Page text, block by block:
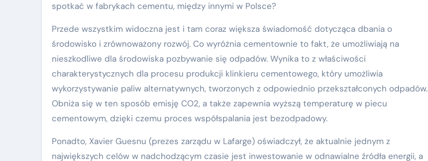
spotkać w fabrykach cementu, między innymi w Polsce?
Przede wszystkim widoczna jest i tam coraz większa świadomość dotycząca dbania o
środowisko i zrównoważony rozwój. Co wyróżnia cementownie to fakt, że umożliwiają na
nieszkodliwe dla środowiska pozbywanie się odpadów. Wynika to z właściwości
charakterystycznych dla procesu produkcji klinkieru cementowego, który umożliwia
wykorzystywanie paliw alternatywnych, tworzonych z odpowiednio przekształconych odpadów.
Obniża się w ten sposób emisję CO2, a także zapewnia wyższą temperaturę w piecu
cementowym, dzięki czemu proces współspalania jest bezodpadowy.
Ponadto, Xavier Guesnu (prezes zarządu w Lafarge) oświadczył, że aktualnie jednym z
największych celów w nadchodzącym czasie jest inwestowanie w odnawialne źródła energii, a